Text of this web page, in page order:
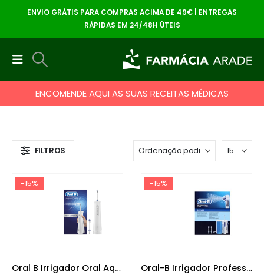
ENVIO GRÁTIS PARA COMPRAS ACIMA DE 49€ | ENTREGAS
RÁPIDAS EM 24/48H ÚTEIS
ENCOMENDE AQUI AS SUAS RECEITAS MÉDICAS
FILTROS
-15%
Oral B Irrigador Oral Aqua Care PRO
-15%
Oral-B Irrigador Professional Oxyjet Da Braun